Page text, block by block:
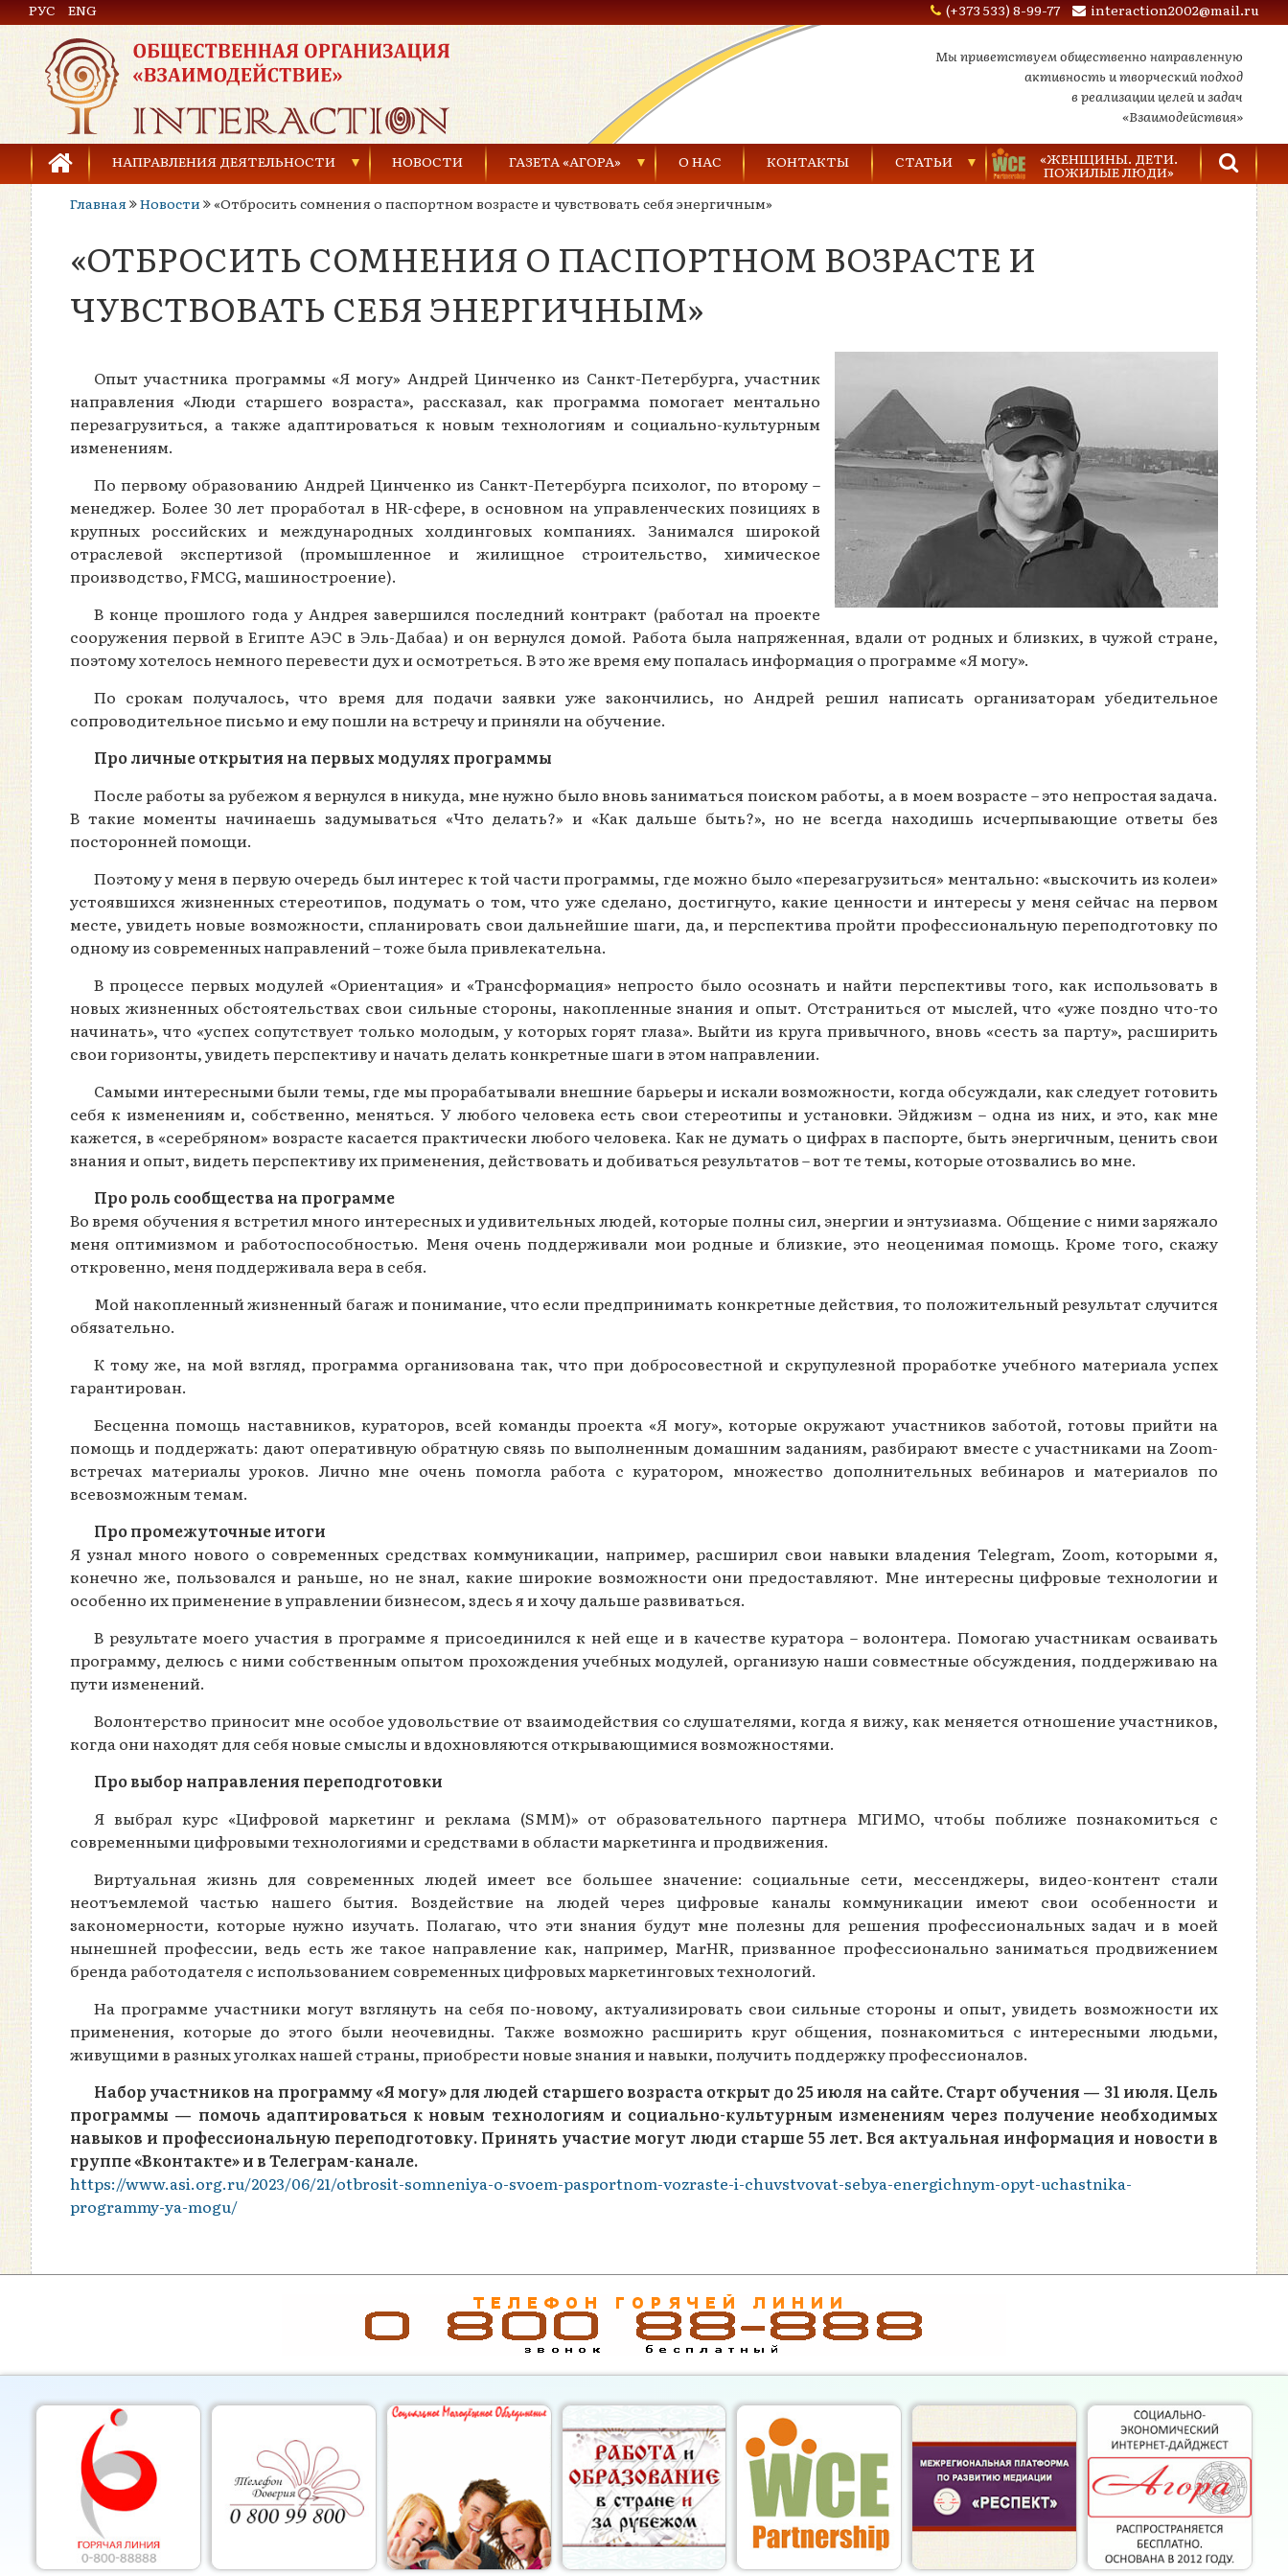
Общественная организация «Взаимодействие»
РУС ENG (+373 533) 8-99-77 interaction2002@mail.ru
Мы приветствуем общественно направленную
активность и творческий подход
в реализации целей и задач
«Взаимодействия»
НАПРАВЛЕНИЯ ДЕЯТЕЛЬНОСТИ
Предупреждение торговли людьми
Предупреждение насилия в семье
Развитие детей и молодёжи
НОВОСТИ ГАЗЕТА «АГОРА»
Газеты за 2021 г.
Газеты за 2020 г.
Газеты за 2018 г.
Газеты за 2016 г.
Газеты за 2014 г.
Газеты за 2013 г.
Газеты за 2012 г.
О НАС КОНТАКТЫ СТАТЬИ
Насилие в семье
«ЖЕНЩИНЫ. ДЕТИ.
ПОЖИЛЫЕ ЛЮДИ»
Главная
Новости «Отбросить сомнения о паспортном возрасте и чувствовать себя энергичным»
«ОТБРОСИТЬ СОМНЕНИЯ О ПАСПОРТНОМ ВОЗРАСТЕ И
ЧУВСТВОВАТЬ СЕБЯ ЭНЕРГИЧНЫМ»
Опыт участника программы «Я могу» Андрей Цинченко из Санкт-Петербурга, участник
направления «Люди старшего возраста», рассказал, как программа помогает ментально
перезагрузиться, а также адаптироваться к новым технологиям и социально-культурным
изменениям.
По первому образованию Андрей Цинченко из Санкт-Петербурга психолог, по второму –
менеджер. Более 30 лет проработал в HR-сфере, в основном на управленческих позициях в
крупных российских и международных холдинговых компаниях. Занимался широкой
отраслевой экспертизой (промышленное и жилищное строительство, химическое
производство, FMCG, машиностроение).
В конце прошлого года у Андрея завершился последний контракт (работал на проекте
сооружения первой в Египте АЭС в Эль-Дабаа) и он вернулся домой. Работа была напряженная, вдали от родных и близких, в чужой стране,
поэтому хотелось немного перевести дух и осмотреться. В это же время ему попалась информация о программе «Я могу».
По срокам получалось, что время для подачи заявки уже закончились, но Андрей решил написать организаторам убедительное
сопроводительное письмо и ему пошли на встречу и приняли на обучение.
Про личные открытия на первых модулях программы
После работы за рубежом я вернулся в никуда, мне нужно было вновь заниматься поиском работы, а в моем возрасте – это непростая задача.
В такие моменты начинаешь задумываться «Что делать?» и «Как дальше быть?», но не всегда находишь исчерпывающие ответы без
посторонней помощи.
Поэтому у меня в первую очередь был интерес к той части программы, где можно было «перезагрузиться» ментально: «выскочить из колеи»
устоявшихся жизненных стереотипов, подумать о том, что уже сделано, достигнуто, какие ценности и интересы у меня сейчас на первом
месте, увидеть новые возможности, спланировать свои дальнейшие шаги, да, и перспектива пройти профессиональную переподготовку по
одному из современных направлений – тоже была привлекательна.
В процессе первых модулей «Ориентация» и «Трансформация» непросто было осознать и найти перспективы того, как использовать в
новых жизненных обстоятельствах свои сильные стороны, накопленные знания и опыт. Отстраниться от мыслей, что «уже поздно что-то
начинать», что «успех сопутствует только молодым, у которых горят глаза». Выйти из круга привычного, вновь «сесть за парту», расширить
свои горизонты, увидеть перспективу и начать делать конкретные шаги в этом направлении.
Самыми интересными были темы, где мы прорабатывали внешние барьеры и искали возможности, когда обсуждали, как следует готовить
себя к изменениям и, собственно, меняться. У любого человека есть свои стереотипы и установки. Эйджизм – одна из них, и это, как мне
кажется, в «серебряном» возрасте касается практически любого человека. Как не думать о цифрах в паспорте, быть энергичным, ценить свои
знания и опыт, видеть перспективу их применения, действовать и добиваться результатов – вот те темы, которые отозвались во мне.
Про роль сообщества на программе
Во время обучения я встретил много интересных и удивительных людей, которые полны сил, энергии и энтузиазма. Общение с ними заряжало
меня оптимизмом и работоспособностью. Меня очень поддерживали мои родные и близкие, это неоценимая помощь. Кроме того, скажу
откровенно, меня поддерживала вера в себя.
Мой накопленный жизненный багаж и понимание, что если предпринимать конкретные действия, то положительный результат случится
обязательно.
К тому же, на мой взгляд, программа организована так, что при добросовестной и скрупулезной проработке учебного материала успех
гарантирован.
Бесценна помощь наставников, кураторов, всей команды проекта «Я могу», которые окружают участников заботой, готовы прийти на
помощь и поддержать: дают оперативную обратную связь по выполненным домашним заданиям, разбирают вместе с участниками на Zoom-
встречах материалы уроков. Лично мне очень помогла работа с куратором, множество дополнительных вебинаров и материалов по
всевозможным темам.
Про промежуточные итоги
Я узнал много нового о современных средствах коммуникации, например, расширил свои навыки владения Telegram, Zoom, которыми я,
конечно же, пользовался и раньше, но не знал, какие широкие возможности они предоставляют. Мне интересны цифровые технологии и
особенно их применение в управлении бизнесом, здесь я и хочу дальше развиваться.
В результате моего участия в программе я присоединился к ней еще и в качестве куратора – волонтера. Помогаю участникам осваивать
программу, делюсь с ними собственным опытом прохождения учебных модулей, организую наши совместные обсуждения, поддерживаю на
пути изменений.
Волонтерство приносит мне особое удовольствие от взаимодействия со слушателями, когда я вижу, как меняется отношение участников,
когда они находят для себя новые смыслы и вдохновляются открывающимися возможностями.
Про выбор направления переподготовки
Я выбрал курс «Цифровой маркетинг и реклама (SMM)» от образовательного партнера МГИМО, чтобы поближе познакомиться с
современными цифровыми технологиями и средствами в области маркетинга и продвижения.
Виртуальная жизнь для современных людей имеет все большее значение: социальные сети, мессенджеры, видео-контент стали
неотъемлемой частью нашего бытия. Воздействие на людей через цифровые каналы коммуникации имеют свои особенности и
закономерности, которые нужно изучать. Полагаю, что эти знания будут мне полезны для решения профессиональных задач и в моей
нынешней профессии, ведь есть же такое направление как, например, MarHR, призванное профессионально заниматься продвижением
бренда работодателя с использованием современных цифровых маркетинговых технологий.
На программе участники могут взглянуть на себя по-новому, актуализировать свои сильные стороны и опыт, увидеть возможности их
применения, которые до этого были неочевидны. Также возможно расширить круг общения, познакомиться с интересными людьми,
живущими в разных уголках нашей страны, приобрести новые знания и навыки, получить поддержку профессионалов.
Набор участников на программу «Я могу» для людей старшего возраста открыт до 25 июля на сайте. Старт обучения — 31 июля. Цель
программы — помочь адаптироваться к новым технологиям и социально-культурным изменениям через получение необходимых
навыков и профессиональную переподготовку. Принять участие могут люди старше 55 лет. Вся актуальная информация и новости в
группе «Вконтакте» и в Телеграм-канале.
https://www.asi.org.ru/2023/06/21/otbrosit-somneniya-o-svoem-pasportnom-vozraste-i-chuvstvovat-sebya-energichnym-opyt-uchastnika-
programmy-ya-mogu/